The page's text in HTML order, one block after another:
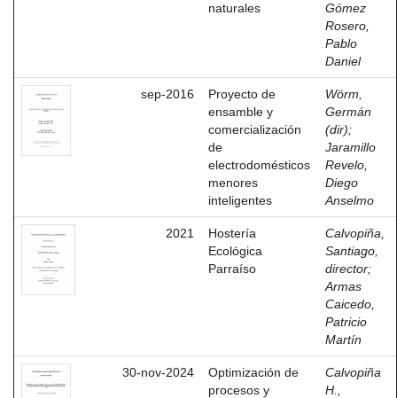
naturales
Gómez
Rosero,
Pablo
Daniel
sep-2016
Proyecto de
ensamble y
comercialización
de
electrodomésticos
menores
inteligentes
Wörm,
Germán
(dir);
Jaramillo
Revelo,
Diego
Anselmo
2021
Hostería
Ecológica
Parraíso
Calvopiña,
Santiago,
director;
Armas
Caicedo,
Patricio
Martín
30-nov-2024
Optimización de
procesos y
Calvopiña
H.,